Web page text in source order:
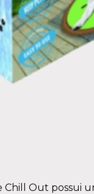
Out possui